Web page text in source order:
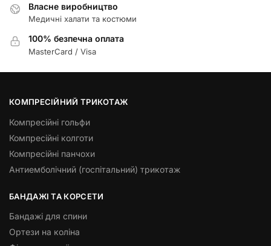
Власне виробництво
Медичні халати та костюми
100% безпечна оплата
MasterCard / Visa
КОМПРЕСІЙНИЙ ТРИКОТАЖ
Компресійні гольфи
Компресійні колготи
Компресійні панчохи
Антиемболічний (госпітальний) трикотаж
БАНДАЖІ ТА КОРСЕТИ
Бандажі для спини
Ортези на коліна